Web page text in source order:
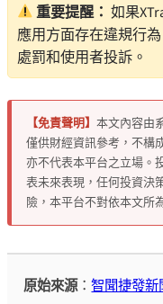
重要提醒： 如果
應用方面存在違規行
處罰和使用者投訴。
【免責聲明】 本文內容由
僅供財經資訊參考，不構
亦不代表本平台之立場。
表未來表現，任何投資決
險，本平台不對依本文所
原始來源：智聞捷發新